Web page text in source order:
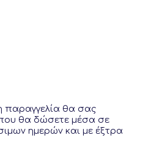
παραγγελία θα σας
θα δώσετε μέσα σε
ημερών και με έξτρα